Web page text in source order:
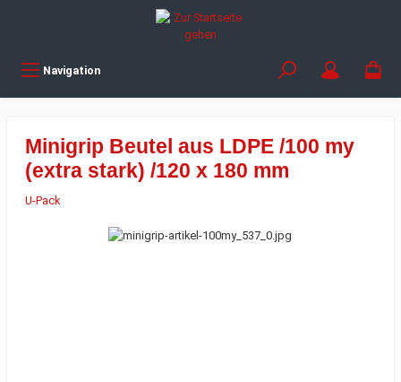
Navigation
Minigrip Beutel aus LDPE /100 my
(extra stark) /120 x 180 mm
U-Pack